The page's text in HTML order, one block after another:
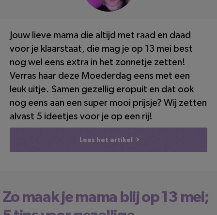
Vrije Tijd LEESTIJD: 4 MINUTEN
Jouw lieve mama die altijd met raad en daad
voor je klaarstaat, die mag je op 13 mei best
nog wel eens extra in het zonnetje zetten!
Verras haar deze Moederdag eens met een
leuk uitje. Samen gezellig eropuit en dat ook
nog eens aan een super mooi prijsje? Wij zetten
alvast 5 ideetjes voor je op een rij!
Lees het artikel
Zo maak je mama blij op 13 mei;